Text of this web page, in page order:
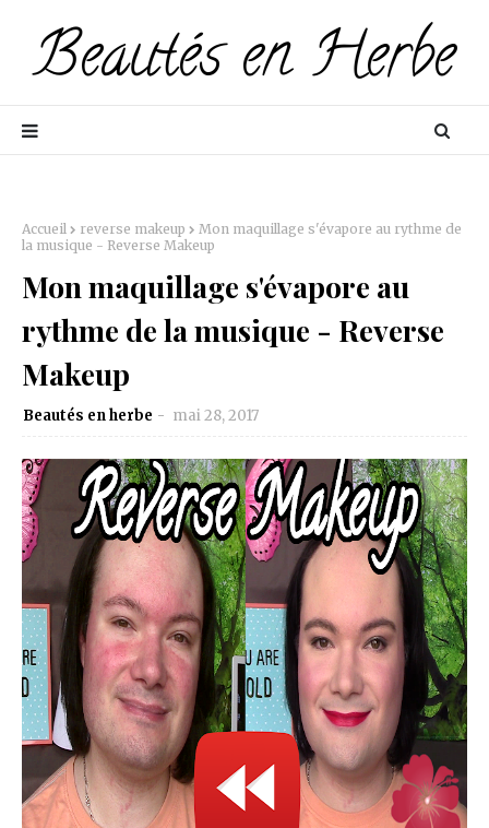
Accueil reverse makeup
Mon maquillage s'évapore au rythme de
la musique - Reverse Makeup
Mon maquillage s'évapore au
rythme de la musique - Reverse
Makeup
Beautés en herbe mai 28, 2017